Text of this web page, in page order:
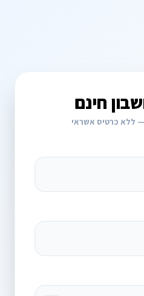
חינם
ללא כרטיס אשראי